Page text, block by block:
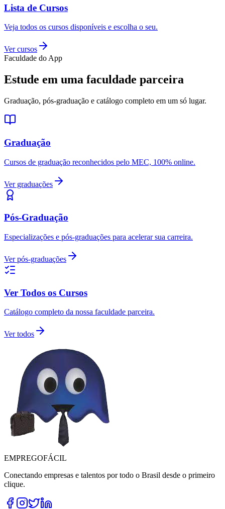
Lista de Cursos
Veja todos os cursos disponíveis e escolha o seu.
Ver cursos
Faculdade do App
Estude em uma faculdade parceira
Graduação, pós-graduação e catálogo completo em um só lugar.
Graduação
Cursos de graduação reconhecidos pelo MEC, 100% online.
Ver graduações
Pós-Graduação
Especializações e pós-graduações para acelerar sua carreira.
Ver pós-graduações
Ver Todos os Cursos
Catálogo completo da nossa faculdade parceira.
Ver todos
EMPREGOFÁCIL
Conectando empresas e talentos por todo o Brasil desde o primeiro
clique.